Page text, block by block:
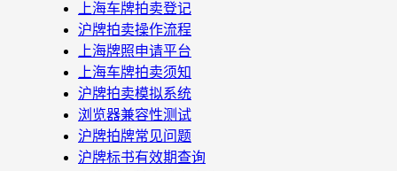
上海车牌拍卖登记
沪牌拍卖操作流程
上海牌照申请平台
上海车牌拍卖须知
沪牌拍卖模拟系统
浏览器兼容性测试
沪牌拍牌常见问题
沪牌标书有效期查询